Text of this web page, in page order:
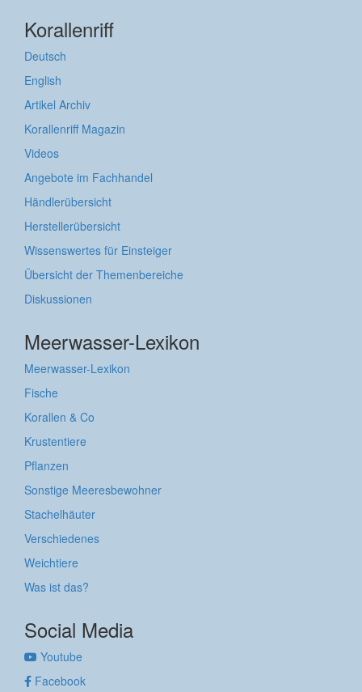
Korallenriff
Deutsch
English
Artikel Archiv
Korallenriff Magazin
Videos
Angebote im Fachhandel
Händlerübersicht
Herstellerübersicht
Wissenswertes für Einsteiger
Übersicht der Themenbereiche
Diskussionen
Meerwasser-Lexikon
Meerwasser-Lexikon
Fische
Korallen & Co
Krustentiere
Pflanzen
Sonstige Meeresbewohner
Stachelhäuter
Verschiedenes
Weichtiere
Was ist das?
Social Media
Youtube
Facebook